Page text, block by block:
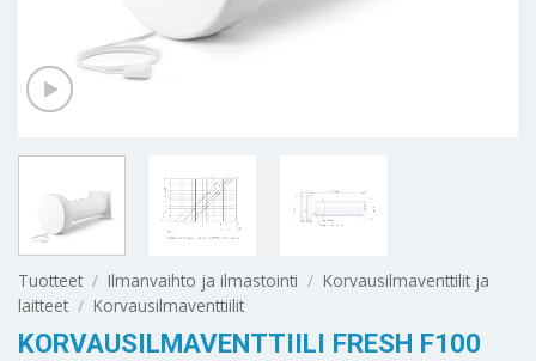
Tuotteet / Ilmanvaihto ja ilmastointi / Korvausilmaventtilit ja
laitteet / Korvausilmaventtiilit
KORVAUSILMAVENTTIILI FRESH F100